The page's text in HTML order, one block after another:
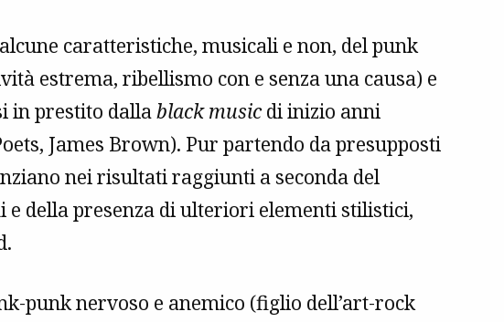
caratteristiche, musicali e non, del punk
estrema, ribellismo con e senza una causa) e
in prestito dallablack musicdi inizio anni
James Brown). Pur partendo da presupposti
nei risultati raggiunti a seconda del
e della presenza di ulteriori elementi stilistici,
punk nervoso e anemico (figlio dell’art-rock